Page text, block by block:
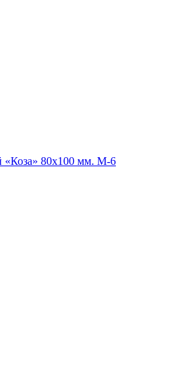
80х100 мм. М-6